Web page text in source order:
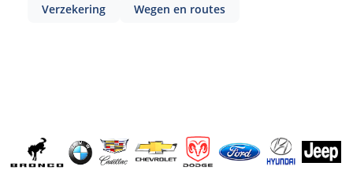
Verzekering
Wegen en routes